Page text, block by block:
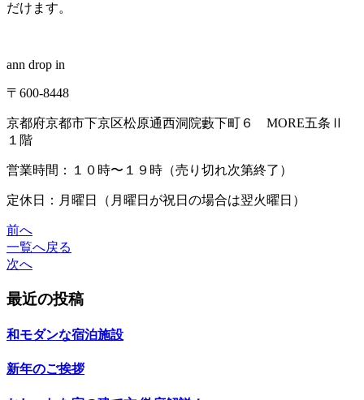
だけます。
ann drop in
〒600-8448
京都府京都市下京区松原通西洞院藪下町６ MORE五条Ⅱ
１階
営業時間：１０時〜１９時（売り切れ次第終了）
定休日：月曜日（月曜日が祝日の場合は翌火曜日）
前へ
一覧へ戻る
次へ
最近の投稿
和モダンな宿泊施設
新年のご挨拶